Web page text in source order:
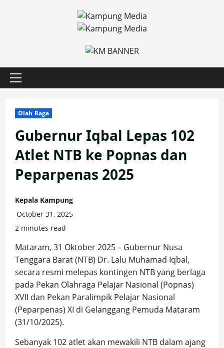
Primary
Olah Raga
Gubernur Iqbal Lepas 102
Atlet NTB ke Popnas dan
Peparpenas 2025
Kepala Kampung
October 31, 2025
2 minutes read
Mataram, 31 Oktober 2025 – Gubernur Nusa
Tenggara Barat (NTB) Dr. Lalu Muhamad Iqbal,
secara resmi melepas kontingen NTB yang berlaga
pada Pekan Olahraga Pelajar Nasional (Popnas)
XVII dan Pekan Paralimpik Pelajar Nasional
(Peparpenas) XI di Gelanggang Pemuda Mataram
(31/10/2025).
Sebanyak 102 atlet akan mewakili NTB dalam ajang